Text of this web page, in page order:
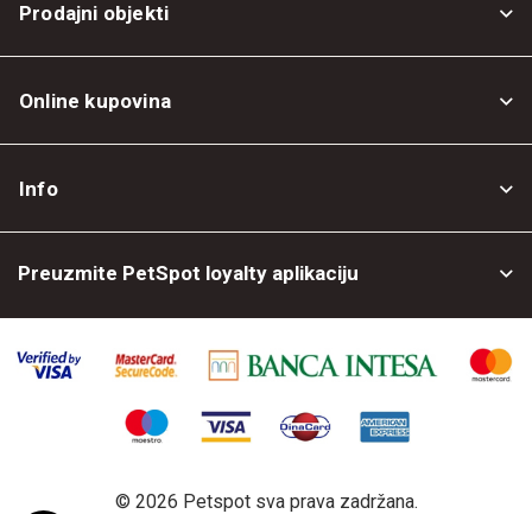
Prodajni objekti
Online kupovina
Info
Preuzmite PetSpot loyalty aplikaciju
© 2026 Petspot sva prava zadržana.